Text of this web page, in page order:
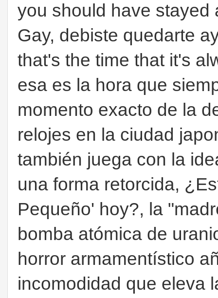
you should have stayed
Gay, debiste quedarte
that's the time that it's
esa es la hora que
momento exacto de la
relojes en la ciudad
también juega con la
una forma retorcida,
Pequeño' hoy?, la
bomba atómica de
horror armamentístico
incomodidad que eleva